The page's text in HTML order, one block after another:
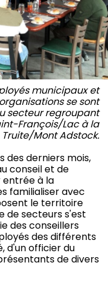
municipaux et
se sont
secteur regroupant
François/Lac à la
Truite/Mont Adstock.
des derniers mois,
conseil et de
entrée à la
familialiser avec
le territoire
de secteurs s'est
des conseillers
des différents
d'un officier du
de divers